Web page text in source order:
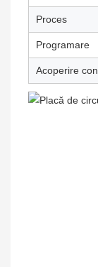
Proces
Programare
Acoperire